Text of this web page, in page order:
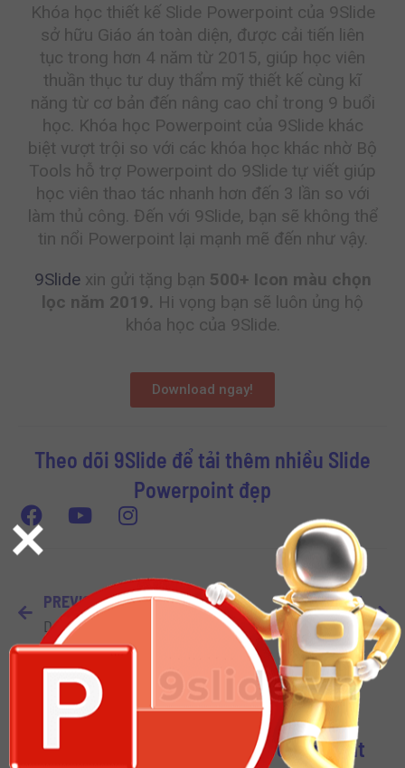
Khóa học thiết kế Slide Powerpoint của 9Slide
sở hữu Giáo án toàn diện, được cải tiến liên
tục trong hơn 4 năm từ 2015, giúp học viên
thuần thục tư duy thẩm mỹ thiết kế cùng kĩ
năng từ cơ bản đến nâng cao chỉ trong 9 buổi
học. Khóa học Powerpoint của 9Slide khác
biệt vượt trội so với các khóa học khác nhờ Bộ
Tools hỗ trợ Powerpoint do 9Slide tự viết giúp
học viên thao tác nhanh hơn đến 3 lần so với
làm thủ công. Đến với 9Slide, bạn sẽ không thể
tin nổi Powerpoint lại mạnh mẽ đến như vậy.
9Slidexin gửi tặng bạn 500+ Icon màu chọn
lọc năm 2019. Hi vọng bạn sẽ luôn ủng hộ
khóa học của 9Slide.
Download ngay!
Theo dõi 9Slide để tải thêm nhiều Slide
Powerpoint đẹp
PREVIOUS
NEXT
Download Slide Powerpoint Siêu Chất về Thời Trang
Download Other Template Powerpoint
×